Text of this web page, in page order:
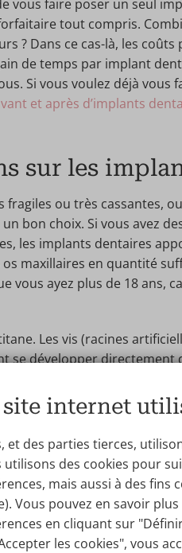
vous faire poser un seul
tout compris.
? Dans ce cas-là, les
de temps par implant
Si vous voulez déjà
et après d’implants
sur les
fragiles ou très cassantes,
bon choix. Si vous avez
les implants dentaires
maxillaires en quantité
vous ayez plus de 18 ans,
Les vis (racines
se développer directement
robustes et
peuvent même durer tout
êtes mis sous anesthésie
Les sutures se résorbent
bout de 6 à 10 semaines
Voulez-vous en savoir
sur le traitement d’
site internet
et des parties tierces,
utilisons des cookies pour
mais aussi à des fins
Vous pouvez en savoir
en cliquant sur
les cookies", vous